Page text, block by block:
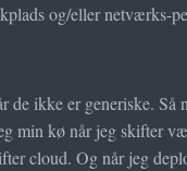
og/eller netværks-
de ikke er generiske.
min kø når jeg skifter
cloud. Og når jeg